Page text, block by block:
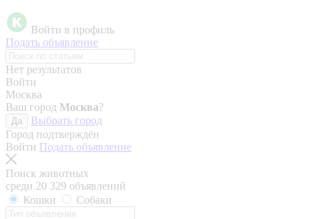
Войти в профиль
Подать объявление
Нет результатов
Войти
Москва
Ваш город Москва?
Да
Выбрать город
Город подтверждён
Войти Подать объявление
Поиск животных
среди 20 329 объявлений
Кошки
Собаки